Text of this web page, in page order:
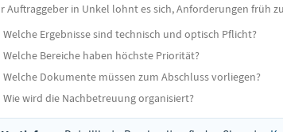
Auftraggeber in Unkel lohnt es sich, Anforderungen früh
Welche Ergebnisse sind technisch und optisch Pflicht?
Welche Bereiche haben höchste Priorität?
Welche Dokumente müssen zum Abschluss vorliegen?
Wie wird die Nachbetreuung organisiert?